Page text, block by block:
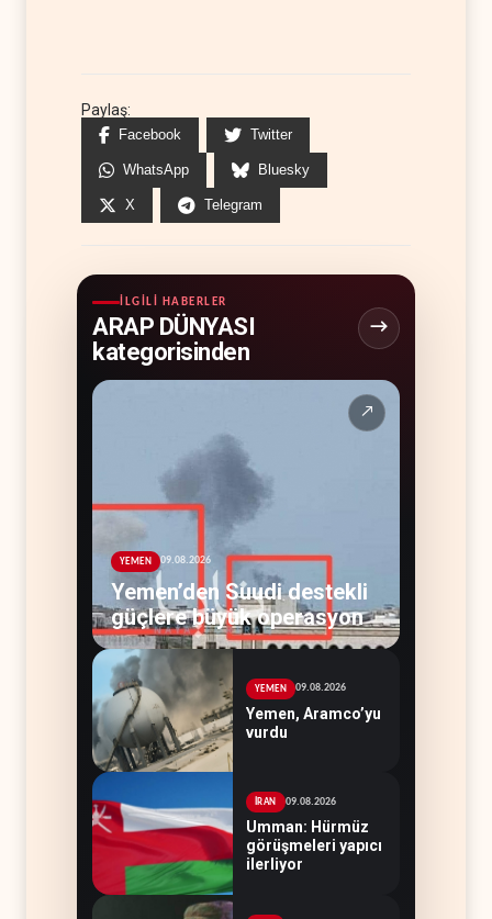
Paylaş:
Facebook Twitter
WhatsApp Bluesky
X Telegram
İLGILI HABERLER
ARAP DÜNYASI
kategorisinden
↗
YEMEN 09.08.2026
Yemen’den Suudi destekli
güçlere büyük operasyon
YEMEN 09.08.2026
Yemen, Aramco’yu
vurdu
İRAN 09.08.2026
Umman: Hürmüz
görüşmeleri yapıcı
ilerliyor